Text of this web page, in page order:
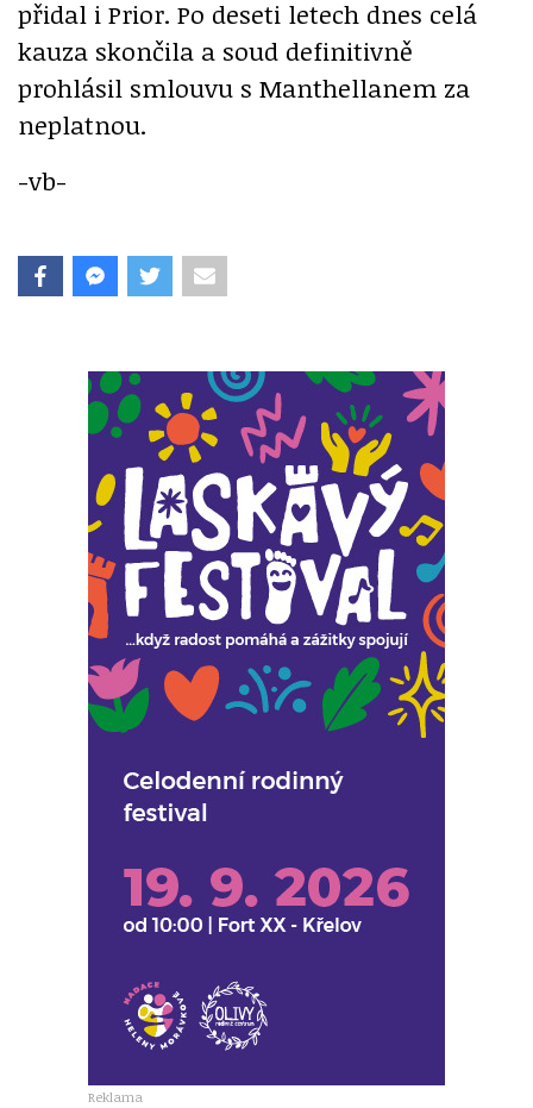
přidal i Prior. Po deseti letech dnes celá
kauza skončila a soud definitivně
prohlásil smlouvu s Manthellanem za
neplatnou.
-vb-
Reklama